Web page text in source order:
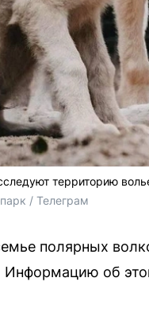
территорию
/ Телеграм
полярных
об